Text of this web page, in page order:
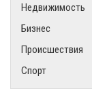
Недвижимость
Бизнес
Происшествия
Спорт